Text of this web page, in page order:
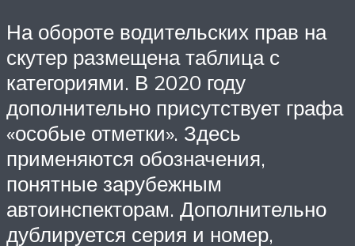
На обороте водительских прав на
скутер размещена таблица с
категориями. В 2020 году
дополнительно присутствует графа
«особые отметки». Здесь
применяются обозначения,
понятные зарубежным
автоинспекторам. Дополнительно
дублируется серия и номер,